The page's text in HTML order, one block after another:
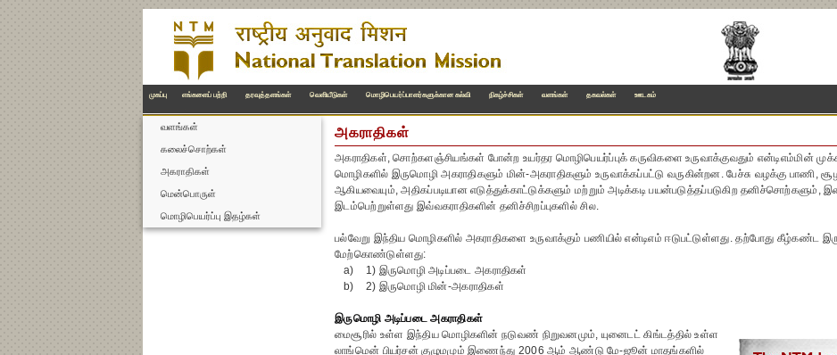
முகப்பு எங்களைப் பற்றி தரவுத்தளங்கள் வெளியீடுகள் மொழிபெயர்ப்பாளர்களுக்கான கல்வி நிகழ்ச்சிகள் வளங்கள் தகவல்கள் ஊடகம்
வளங்கள்
கலைச்சொற்கள்
அகராதிகள்
மென்பொருள்
மொழிபெயர்ப்பு இதழ்கள்
அகராதிகள்
அகராதிகள், சொற்களஞ்சியங்கள் போன்ற உயர்தர மொழிபெயர்ப்புக் கருவிகளை உருவாக்குவதும் என்டிஎம்மின்
மொழிகளில் இருமொழி அகராதிகளும் மின்-அகராதிகளும் உருவாக்கப்பட்டு வருகின்றன. பேச்சு வழக்கு பாணி,
ஆகியவையும், அதிகப்படியான எடுத்துக்காட்டுக்களும் மற்றும் அடிக்கடி பயன்படுத்தப்படுகிற
இடம்பெற்றுள்ளது இவ்வகராதிகளின் தனிச்சிறப்புகளில் சில.
பல்வேறு இந்திய மொழிகளில் அகராதிகளை உருவாக்கும் பணியில் என்டிஎம் ஈடுபட்டுள்ளது. தற்போது
மேற்கொண்டுள்ளது:
a) 1) இருமொழி அடிப்படை அகராதிகள்
b) 2) இருமொழி மின்-அகராதிகள்
இருமொழி அடிப்படை அகராதிகள்
மைசூரில் உள்ள இந்திய மொழிகளின் நடுவண் நிறுவனமும், யுனைடட் கிங்டத்தில் உள்ள
லாங்மென் பியர்சன் குழுமமும் இணைந்து 2006 ஆம் ஆண்டு மே-ஜூன் மாதங்களில்